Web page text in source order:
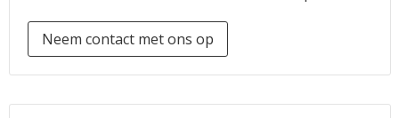
Neem contact met ons op